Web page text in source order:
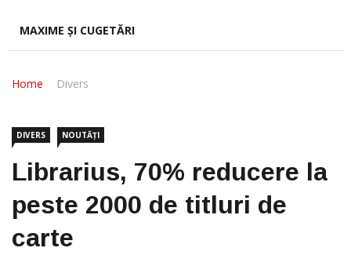
MAXIME ȘI CUGETĂRI
Home Divers
DIVERS NOUTĂȚI
Librarius, 70% reducere la
peste 2000 de titluri de
carte